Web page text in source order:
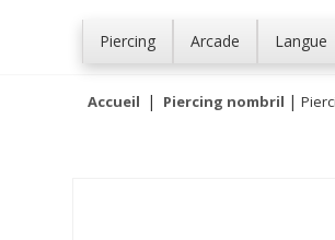
Piercing Arcade Langue
Accueil Piercing nombril